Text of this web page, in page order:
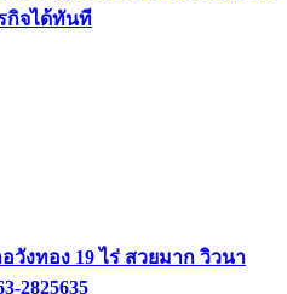
กิจได้ทันที
งทอง 19 ไร่ สวยมาก วิวนา
2825635